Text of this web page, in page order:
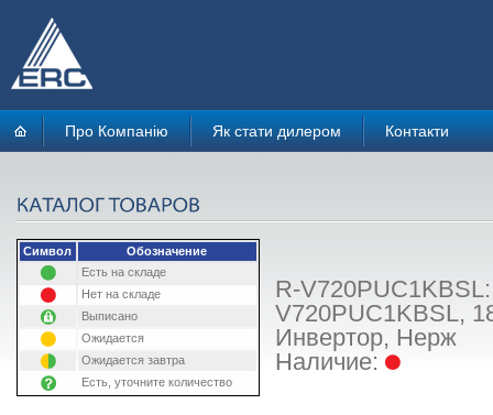
Про Компанію Як стати дилером Контакти
Символ
Обозначение
Есть на складе
Нет на складе
Выписано
Ожидается
Ожидается завтра
Есть, уточните количество
R-
V720PUC1KBSL,
Инвертор, Нерж
Наличие: